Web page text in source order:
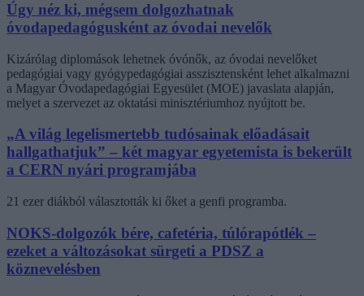
Úgy néz ki, mégsem dolgozhatnak
óvodapedagógusként az óvodai nevelők
Kizárólag diplomások lehetnek óvónők, az óvodai nevelőket
pedagógiai vagy gyógypedagógiai asszisztensként lehet alkalmazni
a Magyar Óvodapedagógiai Egyesület (MOE) javaslata alapján,
melyet a szervezet az oktatási minisztériumhoz nyújtott be.
„A világ legelismertebb tudósainak előadásait
hallgathatjuk” – két magyar egyetemista is bekerült
a CERN nyári programjába
21 ezer diákból választották ki őket a genfi programba.
NOKS-dolgozók bére, cafetéria, túlórapótlék –
ezeket a változásokat sürgeti a PDSZ a
köznevelésben